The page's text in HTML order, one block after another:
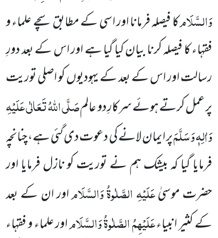
وَالسَّلَامکا فیصلہ فرمانا اور اسی کے مطابق سچے علماء و
فقہاء کا فیصلہ کرنا بیان کیا گیا ہے اور اس کے بعد دورِ
رسالت اور اس کے بعد کے یہودیوں کو اصلی توریت
پر عمل کرتے ہوئے سرکارِ دو عالمصَلَّی اللہُ تَعَالٰی عَلَیْہِ
وَاٰلِہٖ وَسَلَّمَپر ایمان لانے کی دعوت دی گئی ہے، چنانچہ
فرمایا گیا کہ بیشک ہم نے توریت کو نازل فرمایا اور
حضرت موسیٰعَلَیْہِ الصَّلٰوۃُوَالسَّلَاماور ان کے بعد
کے کثیر انبیاءعَلَیْہِمُ الصَّلٰوۃُ وَالسَّلَاماور علماء و فقہاء